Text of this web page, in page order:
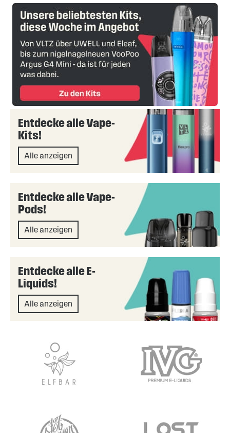
Entdecke alle Vape-
Kits!
Alle anzeigen
Entdecke alle Vape-
Pods!
Alle anzeigen
Entdecke alle E-
Liquids!
Alle anzeigen